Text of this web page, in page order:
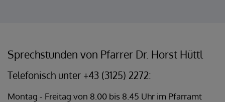
Sprechstunden von Pfarrer Dr. Horst Hüttl
Telefonisch unter +43 (3125) 2272:
Montag - Freitag von 8.00 bis 8.45 Uhr im Pfarramt